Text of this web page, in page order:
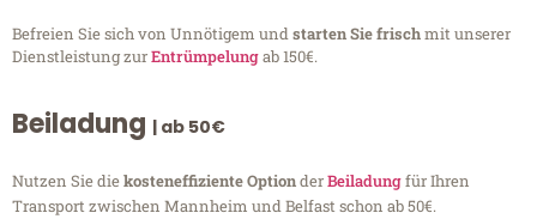
Befreien Sie sich von Unnötigem undstarten Sie frischmit unserer
Dienstleistung zurEntrümpelungab 150€.
Beiladung | ab 50€
Nutzen Sie diekosteneffiziente OptionderBeiladungfür Ihren
Transport zwischen Mannheim und Belfast schon ab 50€.